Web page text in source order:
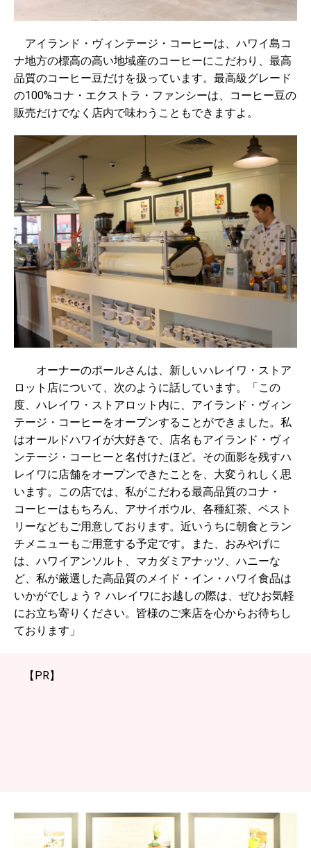
アイランド・ヴィンテージ・コーヒーは、ハワイ島コ
ナ地方の標高の高い地域産のコーヒーにこだわり、最高
品質のコーヒー豆だけを扱っています。最高級グレード
の100%コナ・エクストラ・ファンシーは、コーヒー豆の
販売だけでなく店内で味わうこともできますよ。
オーナーのポールさんは、新しいハレイワ・ストア
ロット店について、次のように話しています。「この
度、ハレイワ・ストアロット内に、アイランド・ヴィン
テージ・コーヒーをオープンすることができました。私
はオールドハワイが大好きで、店名もアイランド・ヴィ
ンテージ・コーヒーと名付けたほど。その面影を残すハ
レイワに店舗をオープンできたことを、大変うれしく思
います。この店では、私がこだわる最高品質のコナ・
コーヒーはもちろん、アサイボウル、各種紅茶、ペスト
リーなどもご用意しております。近いうちに朝食とラン
チメニューもご用意する予定です。また、おみやげに
は、ハワイアンソルト、マカダミアナッツ、ハニーな
ど、私が厳選した高品質のメイド・イン・ハワイ食品は
いかがでしょう？ ハレイワにお越しの際は、ぜひお気軽
にお立ち寄りください。皆様のご来店を心からお待ちし
ております」
【PR】